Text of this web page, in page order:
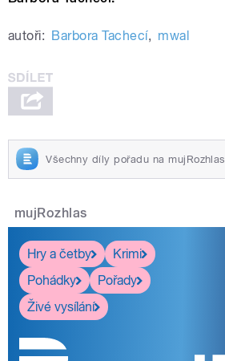
autoři: Barbora Tachecí, mwal
Všechny díly pořadu na mujRozhlas
mujRozhlas
Hry a četby
Krimi
Pohádky
Pořady
Živé vysílání